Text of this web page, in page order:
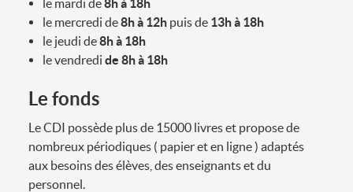
le mardi de8h à 18h
le mercredi de8h à 12hpuis de 13h à 18h
le jeudi de8hà 18h
le vendredi de 8h à 18h
Le fonds
Le CDI possède plus de 15000 livres et propose de
nombreux périodiques ( papier et en ligne ) adaptés
aux besoins des élèves, des enseignants et du
personnel.